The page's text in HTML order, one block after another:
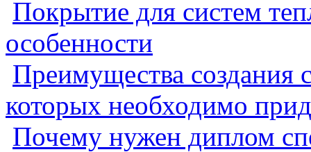
Покрытие для систем
особенности
Преимущества создания
которых необходимо
Почему нужен диплом